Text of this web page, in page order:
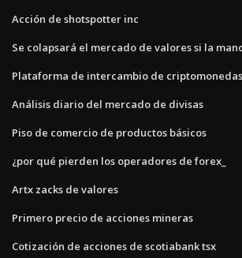
Acción de shotspotter inc
Se colapsará el mercado de valores si la
Plataforma de intercambio de
Análisis diario del mercado de divisas
Piso de comercio de productos básicos
¿por qué pierden los operadores de forex_
Artx zacks de valores
Primero precio de acciones mineras
Cotización de acciones de scotiabank tsx